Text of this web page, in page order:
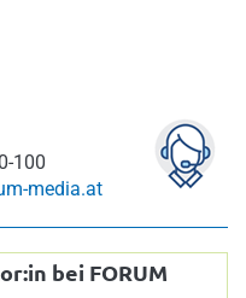
100
media.at
bei FORUM